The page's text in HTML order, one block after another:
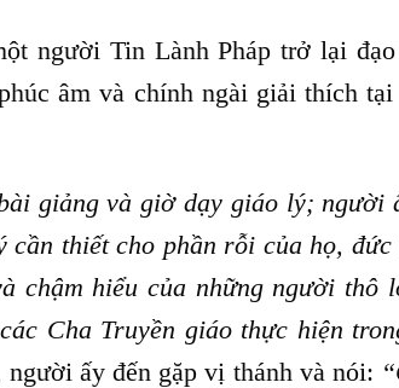
Tin Lành Pháp trở lại đạo
âm và chính ngài giải thích
giảng và giờ dạy giáo lý; người
thiết cho phần rỗi của họ, đức
chậm hiểu của những người thô
Cha Truyền giáo thực hiện
ấy đến gặp vị thánh và nói: